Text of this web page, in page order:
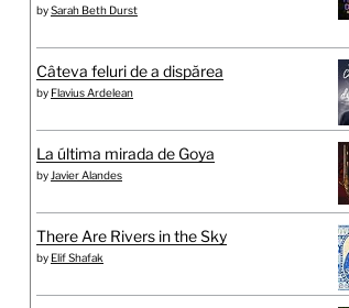
bySarah Beth Durst
Câteva feluri de a dispărea
by Flavius Ardelean
La última mirada de Goya
by Javier Alandes
There Are Rivers in the Sky
by Elif Shafak